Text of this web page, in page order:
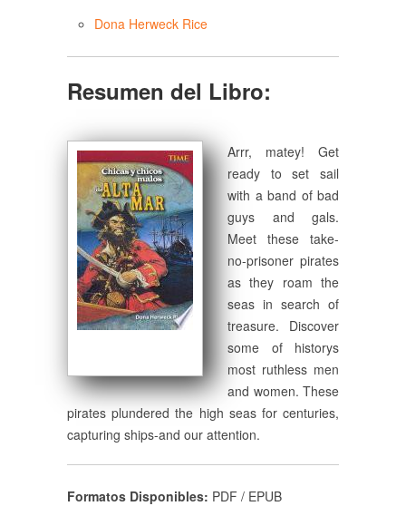
Dona Herweck Rice
Resumen del Libro:
Arrr, matey! Get
ready to set sail
with a band of bad
guys and gals.
Meet these take-
no-prisoner pirates
as they roam the
seas in search of
treasure. Discover
some of historys
most ruthless men
and women. These
pirates plundered the high seas for centuries,
capturing ships-and our attention.
Formatos Disponibles: PDF / EPUB